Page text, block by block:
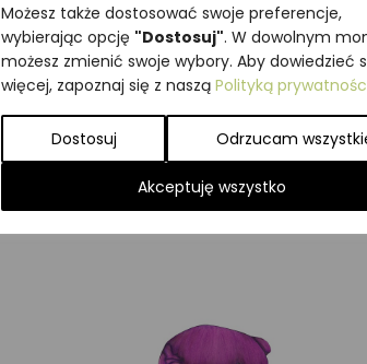
Możesz także dostosować swoje preferencje,
wybierając opcję "Dostosuj". W dowolnym
możesz zmienić swoje wybory. Aby dowiedzieć
więcej, zapoznaj się z naszą Polityką
Dostosuj Odrzucam
Akceptuję wszystko
Najniższa cena z ostatnich 30 dni:
SKU:Brak danych
Kategorie:
Grzyby,ILUSTRACJE